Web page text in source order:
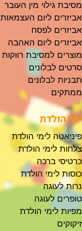
מסיבת גילוי מין העובר
אביזרים ליום העצמאות
אביזרים לפסח
אביזרים ליום האהבה
מוצרים למסיבת רווקות
סרטים לבלונים
תבניות לבלונים
ממתקים
ימי הולדת
פיניאטה לימי הולדת
צלחות לימי הולדת
כרטיסי ברכה
כוסות לימי הולדת
נרות לעוגה
טופרים לעוגה
מפיות לימי הולדת
זיקוקים